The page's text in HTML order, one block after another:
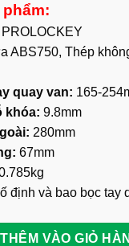
PROLOCKEY
ABS750, Thép
quay van: 165-
khóa: 9.8mm
280mm
67mm
định và bao bọc tay
Cống 165-254mm
THÊM VÀO GIỎ